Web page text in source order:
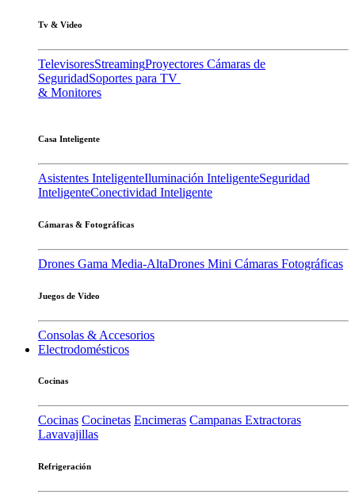
Tv & Video
TelevisoresStreamingProyectores Cámaras de
SeguridadSoportes para TV
& Monitores
Casa Inteligente
Asistentes InteligenteIluminación InteligenteSeguridad
InteligenteConectividad Inteligente
Cámaras & Fotográficas
Drones Gama Media-AltaDrones Mini Cámaras Fotográficas
Juegos de Video
Consolas & Accesorios
Electrodomésticos
Cocinas
Cocinas Cocinetas Encimeras Campanas Extractoras
Lavavajillas
Refrigeración